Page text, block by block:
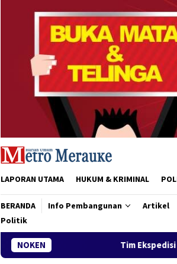
LAPORAN UTAMA HUKUM & KRIMINAL
BERANDA Info Pembangunan Artikel
Politik
NOKEN
Tim Ekspedisi Patriot IPB Tiba di